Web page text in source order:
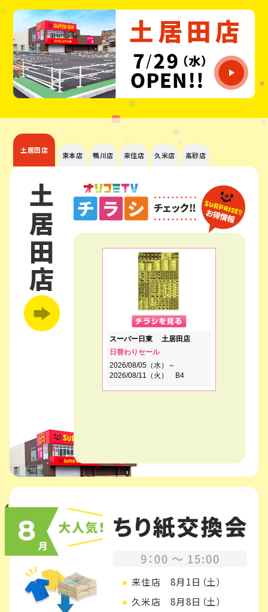
土居田店
束本店 鴨川店 来住店 久米店 高砂店
土居田店
8 月
来住店
8月1日（土）
久米店
8月8日（土）